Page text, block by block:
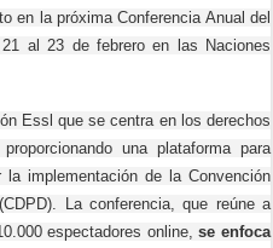
en la próxima Conferencia Anual del
21 al 23 de febrero en las Naciones
Essl que se centra en los derechos
una plataforma para
implementación de la Convención
La conferencia, que reúne a
espectadores online,se enfoca